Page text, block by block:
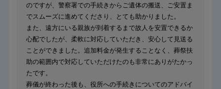
のですが、警察署での手続きからご遺体の搬送、ご安置ま
でスムーズに進めてくださり、とても助かりました。
また、遠方にいる親族が到着するまで故人を安置できるか
心配でしたが、柔軟に対応していただき、安心して見送る
ことができました。追加料金が発生することなく、葬祭扶
助の範囲内で対応していただけたのも非常にありがたかっ
たです。
葬儀が終わった後も、役所への手続きについてのアドバイ